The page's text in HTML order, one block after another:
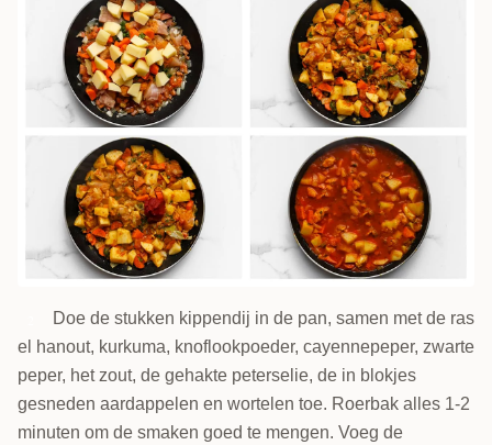
Doe de stukken kippendij in de pan, samen met de ras
el hanout, kurkuma, knoflookpoeder, cayennepeper, zwarte
peper, het zout, de gehakte peterselie, de in blokjes
gesneden aardappelen en wortelen toe. Roerbak alles 1-2
minuten om de smaken goed te mengen. Voeg de